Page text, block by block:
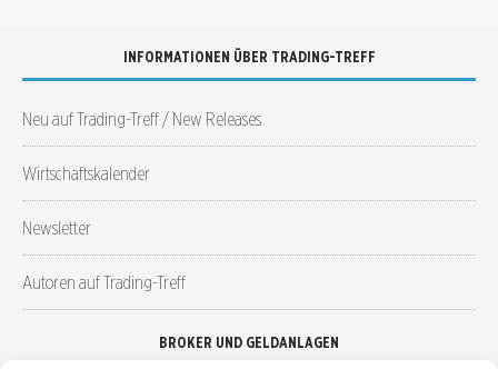
INFORMATIONEN ÜBER TRADING-TREFF
Neu auf Trading-Treff / New Releases
Wirtschaftskalender
Newsletter
Autoren auf Trading-Treff
BROKER UND GELDANLAGEN